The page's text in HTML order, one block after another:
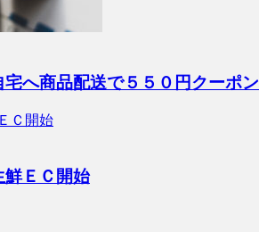
へ商品配送で５５０円クーポン
ＥＣ開始